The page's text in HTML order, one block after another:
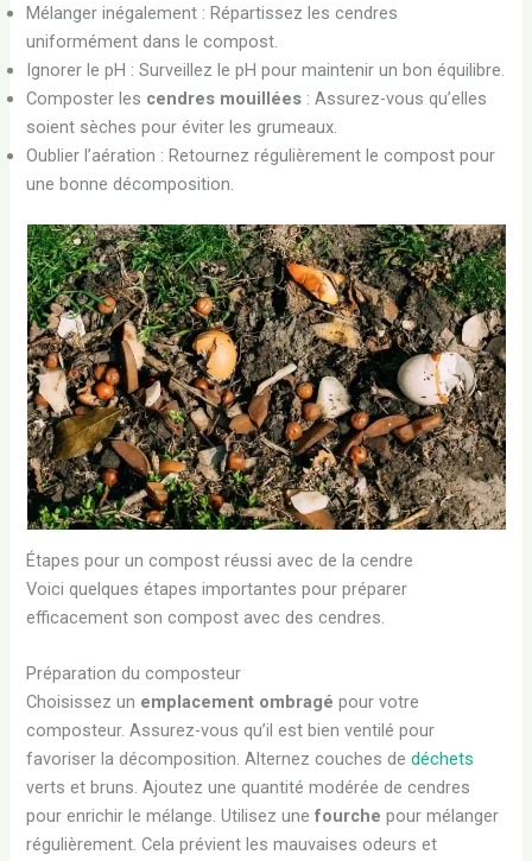
Mélanger inégalement : Répartissez les cendres
uniformément dans le compost.
Ignorer le pH : Surveillez le pH pour maintenir un bon équilibre.
Composter les cendres mouillées : Assurez-vous qu’elles
soient sèches pour éviter les grumeaux.
Oublier l’aération : Retournez régulièrement le compost pour
une bonne décomposition.
Étapes pour un compost réussi avec de la cendre
Voici quelques étapes importantes pour préparer
efficacement son compost avec des cendres.
Préparation du composteur
Choisissez un emplacement ombragépour votre
composteur. Assurez-vous qu’il est bien ventilé pour
favoriser la décomposition. Alternez couches dedéchets
verts et bruns. Ajoutez une quantité modérée de cendres
pour enrichir le mélange. Utilisez unefourche pour mélanger
régulièrement. Cela prévient les mauvaises odeurs et